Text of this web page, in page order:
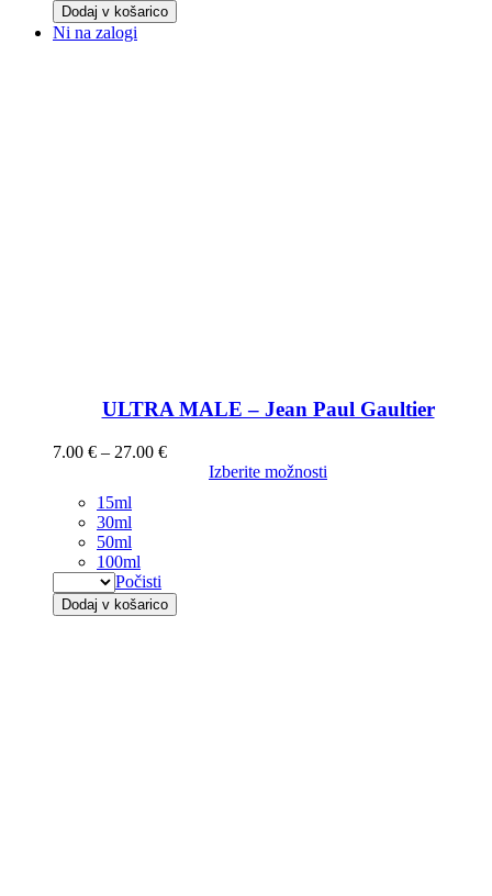
Dodaj v košarico
Ni na zalogi
ULTRA MALE – Jean Paul Gaultier
7.00 € – 27.00 €
Izberite možnosti
15ml
30ml
50ml
100ml
Počisti
Dodaj v košarico